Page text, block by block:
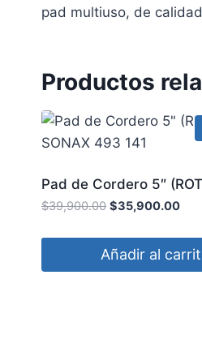
pad multiuso, de
Productos
Pad de Cordero 5″
SONAX 493 141
$39,900.00 $35,900.00
Añadir al